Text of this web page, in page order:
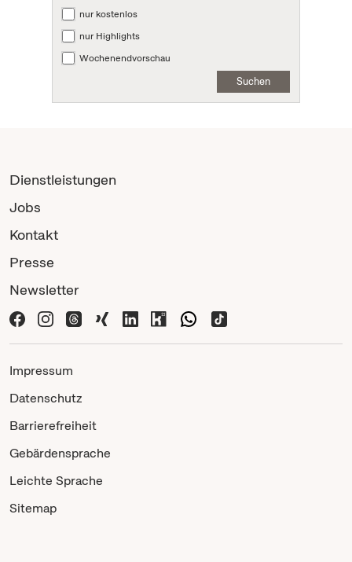
nur kostenlos
nur Highlights
Wochenendvorschau
Suchen
Dienstleistungen
Jobs
Kontakt
Presse
Newsletter
Impressum
Datenschutz
Barrierefreiheit
Gebärdensprache
Leichte Sprache
Sitemap